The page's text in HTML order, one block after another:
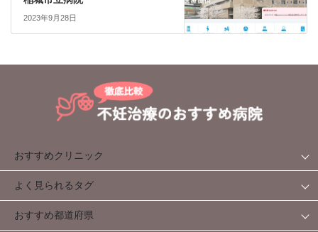
2023年9月28日
おすすめクリニック
よく見られるタグ
おすすめ都道府県